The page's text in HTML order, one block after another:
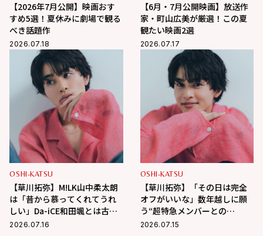
【2026年7月公開】映画おす
すめ5選！夏休みに劇場で観る
べき話題作
2026.07.18
【6月・7月公開映画】放送作
家・町山広美が厳選！この夏
観たい映画2選
2026.07.17
OSHI-KATSU
【草川拓弥】M!LK山中柔太朗
は「昔から慕ってくれてうれ
しい」Da-iCE和田颯とは古着
屋へ！華麗な交友関係に迫る
2026.07.16
OSHI-KATSU
【草川拓弥】「その日は完全
オフがいいな」数年越しに願
う“超特急メンバーとの
BBQ”！最近熱中している趣味
2026.07.15